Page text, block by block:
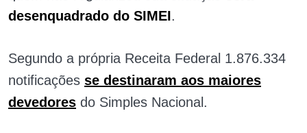
desenquadrado do SIMEI.
Segundo a própria Receita Federal 1.876.334
notificações se destinaram aos maiores
devedores do Simples Nacional.